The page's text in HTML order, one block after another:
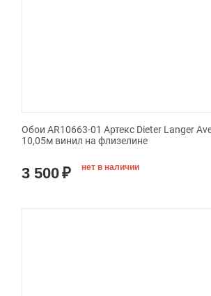
Обои AR10663-01 Артекс Dieter Langer
10,05м винил на флизелине
3 500₽ нет в наличии